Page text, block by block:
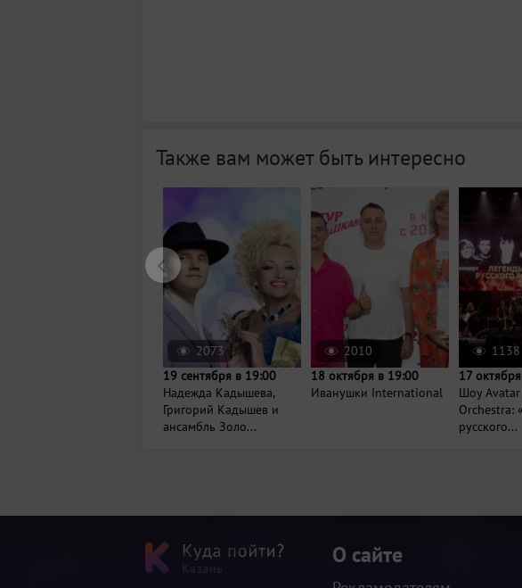
Также вам может быть интересно
2073
19 сентября в 19:00
Надежда Кадышева,
Григорий Кадышев и
ансамбль Золо...
2010
18 октября в 19:00
Иванушки International
1138
17
Шоу
Orchestra:
русского...
О сайте